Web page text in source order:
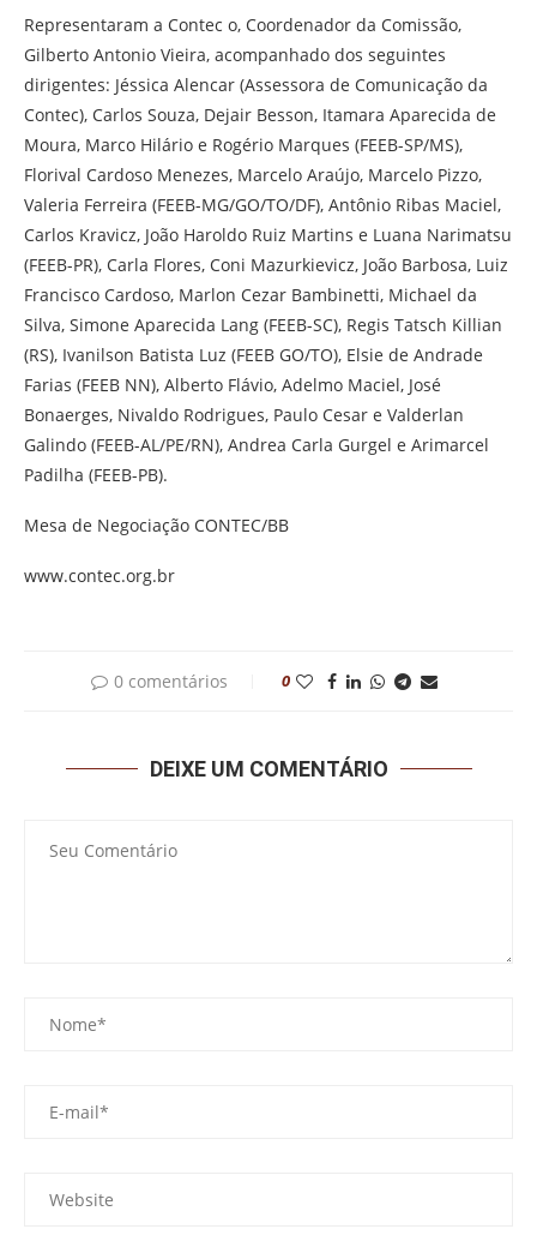
Representaram a Contec o, Coordenador da Comissão,
Gilberto Antonio Vieira, acompanhado dos seguintes
dirigentes: Jéssica Alencar (Assessora de Comunicação da
Contec), Carlos Souza, Dejair Besson, Itamara Aparecida de
Moura, Marco Hilário e Rogério Marques (FEEB-SP/MS),
Florival Cardoso Menezes, Marcelo Araújo, Marcelo Pizzo,
Valeria Ferreira (FEEB-MG/GO/TO/DF), Antônio Ribas Maciel,
Carlos Kravicz, João Haroldo Ruiz Martins e Luana Narimatsu
(FEEB-PR), Carla Flores, Coni Mazurkievicz, João Barbosa, Luiz
Francisco Cardoso, Marlon Cezar Bambinetti, Michael da
Silva, Simone Aparecida Lang (FEEB-SC), Regis Tatsch Killian
(RS), Ivanilson Batista Luz (FEEB GO/TO), Elsie de Andrade
Farias (FEEB NN), Alberto Flávio, Adelmo Maciel, José
Bonaerges, Nivaldo Rodrigues, Paulo Cesar e Valderlan
Galindo (FEEB-AL/PE/RN), Andrea Carla Gurgel e Arimarcel
Padilha (FEEB-PB).
Mesa de Negociação CONTEC/BB
www.contec.org.br
0 comentários 0
DEIXE UM COMENTÁRIO